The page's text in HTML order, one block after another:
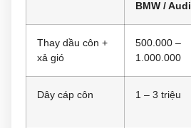
BMW / Audi
Thay dầu côn +
xả gió
500.000 –
1.000.000
Dây cáp côn 1 – 3 triệu